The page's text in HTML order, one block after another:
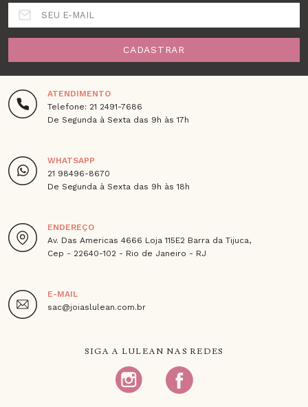
SEU E-MAIL
CADASTRAR
ATENDIMENTO
Telefone: 21 2491-7686
De Segunda à Sexta das 9h às 17h
WHATSAPP
21 98496-8670
De Segunda à Sexta das 9h às 18h
ENDEREÇO
Av. Das Americas 4666 Loja 115E2 Barra da Tijuca,
Cep - 22640-102 - Rio de Janeiro - RJ
E-MAIL
sac@joiaslulean.com.br
SIGA A LULEAN NAS REDES